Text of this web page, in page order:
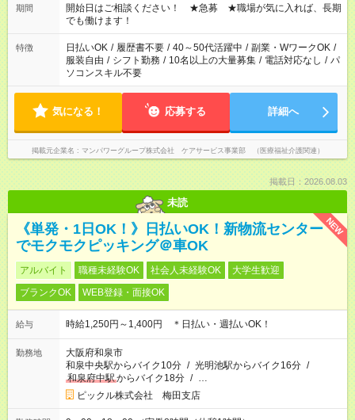
ん ※法令に基づき、週20時間以上勤務は社会保険への加入対象
となります ※労働者派遣法（日雇い派遣の原則禁止）により、
短時間・短期間の就業はご案内が難しい場合があります
期間
開始日はご相談ください！ ★急募 ★職場が気に入れば、長期
でも働けます！
特徴 日払いOK / 履歴書不要 / 40～50代活躍中 / 副業・WワークOK /
服装自由 / シフト勤務 / 10名以上の大量募集 / 電話対応なし / パ
ソコンスキル不要
気になる！ 応募する 詳細へ
掲載元企業名 マンパワーグループ株式会社 ケアサービス事業部 （医療福祉介護関連）
掲載日：2026.08.03
未読
NEW
《単発・1日OK！》日払いOK！新物流センター
でモクモクピッキング＠車OK
アルバイト 職種未経験OK 社会人未経験OK
大学生歓迎
ブランクOK
WEB登録・面接OK
給与 時給1,250円～1,400円 ＊日払い・週払いOK！
勤務地
大阪府和泉市
和泉中央駅からバイク10分 / 光明池駅からバイク16分 /
和泉府中駅からバイク18分 / …
ピックル株式会社 梅田支店